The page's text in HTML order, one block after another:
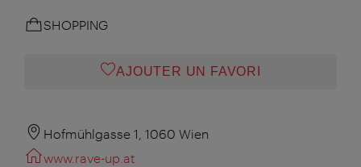
SHOPPING
AJOUTER UN FAVORI
Hofmühlgasse 1, 1060 Wien
www.rave-up.at